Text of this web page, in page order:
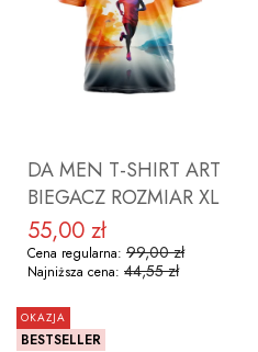
DO KOSZYKA
DA MEN T-SHIRT ART
BIEGACZ ROZMIAR XL
Cena promocyjna
55,00 zł
Cena regularna: 99,00 zł
Najniższa cena: 44,55 zł
OKAZJA
BESTSELLER